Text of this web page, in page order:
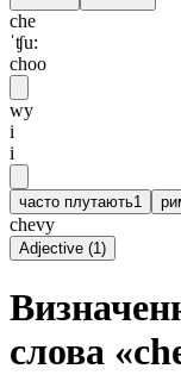
che
ˈʧu:
choo
wy
i
i
часто плутають1
chevy
Adjective (1)
слова